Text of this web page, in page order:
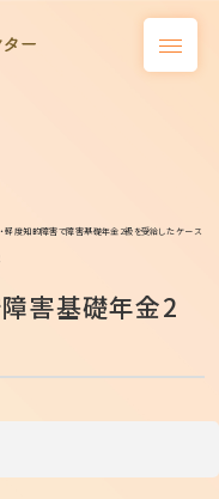
軽度知的障害で障害基礎年金2級を受給したケース
害基礎年金2